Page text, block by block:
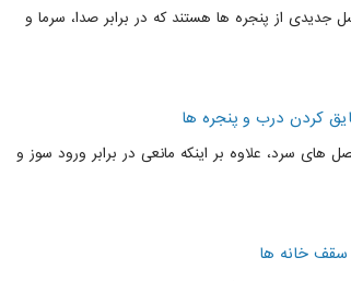
جدیدی از پنجره ها هستند که در برابر صدا، سرما و
کردن درب و پنجره ها
های سرد، علاوه بر اینکه مانعی در برابر ورود سوز و
سقف خانه ها